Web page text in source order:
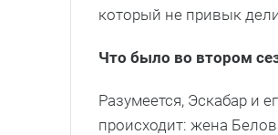
который не привык
Что было во втором
Разумеется, Эскабар и
происходит: жена